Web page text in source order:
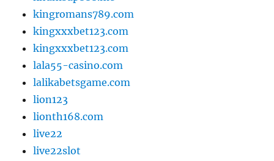
kingromans789.com
kingxxxbet123.com
kingxxxbet123.com
lala55-casino.com
lalikabetsgame.com
lion123
lionth168.com
live22
live22slot